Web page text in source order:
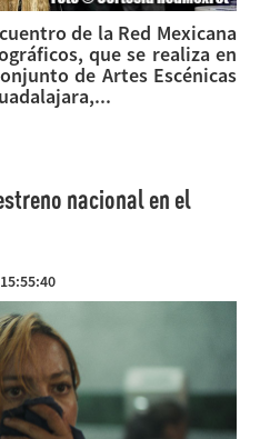
de la Red Mexicana
que se realiza en
de Artes Escénicas
nacional en el